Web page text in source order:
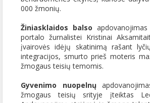
000 žmonių.
Žiniasklaidos balso
portalo žurnalistei Kristinai
įvairovės idėjų skatinimą rašant
integracijos, smurto prieš moteris
žmogaus teisių temomis.
Gyvenimo nuopelnų
žmogaus teisių srityje įteiktas